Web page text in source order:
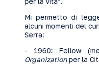
Mi permetto di
alcuni momenti del
Serra:
- 1960: Fellow
Organizationper la